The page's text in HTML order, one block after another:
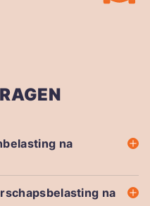
na
na